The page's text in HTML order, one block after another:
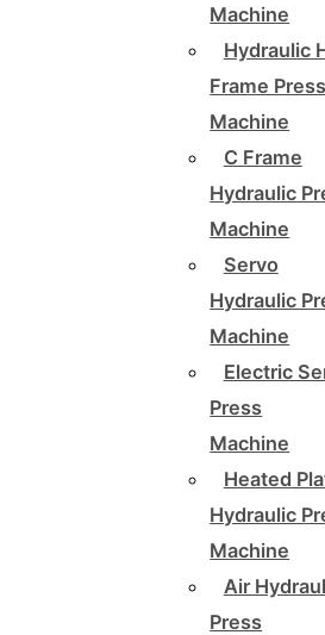
Machine
Hydraulic
Frame
Machine
C Frame
Hydraulic
Machine
Servo
Hydraulic
Machine
Electric
Press
Machine
Heated
Hydraulic
Machine
Air
Press